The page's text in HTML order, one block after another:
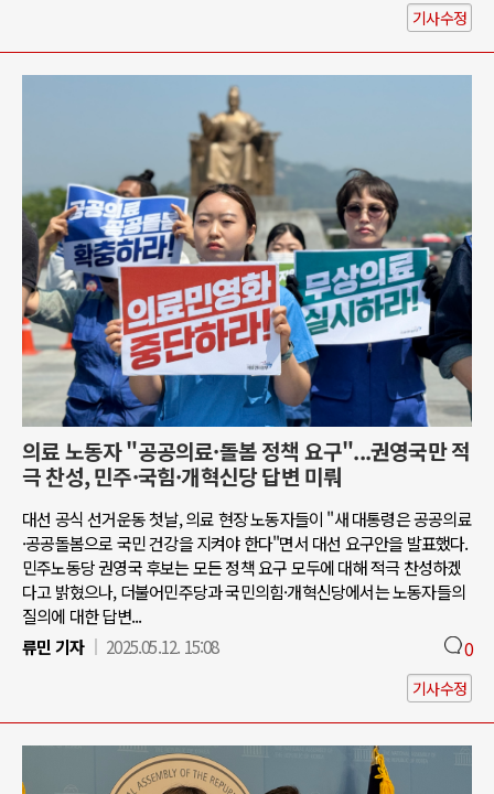
기사수정
의료 노동자 "공공의료·돌봄 정책 요구"...권영국만 적
극 찬성, 민주·국힘·개혁신당 답변 미뤄
대선 공식 선거운동 첫날, 의료 현장 노동자들이 "새 대통령은 공공의료
·공공돌봄으로 국민 건강을 지켜야 한다"면서 대선 요구안을 발표했다.
민주노동당 권영국 후보는 모든 정책 요구 모두에 대해 적극 찬성하겠
다고 밝혔으나, 더불어민주당과 국민의힘·개혁신당에서는 노동자들의
질의에 대한 답변...
류민 기자
2025.05.12. 15:08 0
기사수정